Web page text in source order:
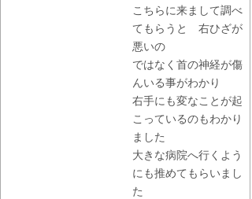
こちらに来まして調べ
てもらうと 右ひざが
悪いの
ではなく首の神経が傷
んいる事がわかり
右手にも変なことが起
こっているのもわかり
ました
大きな病院へ行くよう
にも推めてもらいまし
た